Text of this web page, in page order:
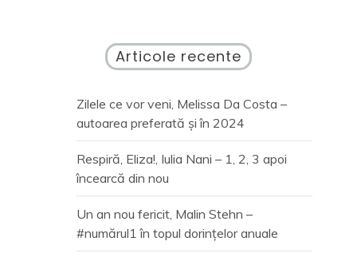
Articole recente
Zilele ce vor veni, Melissa Da Costa –
autoarea preferată și în 2024
Respiră, Eliza!, Iulia Nani – 1, 2, 3 apoi
încearcă din nou
Un an nou fericit, Malin Stehn –
#numărul1 în topul dorințelor anuale